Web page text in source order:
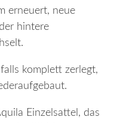
erneuert, neue
hintere
komplett zerlegt,
Einzelsattel, das